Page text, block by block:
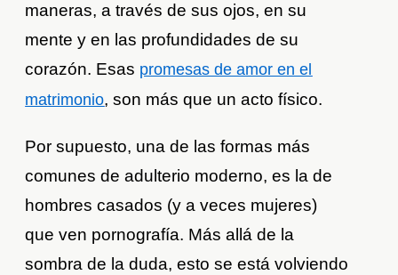
maneras, a través de sus ojos, en su
mente y en las profundidades de su
corazón. Esas promesas de amor en el
matrimonio, son más que un acto físico.
Por supuesto, una de las formas más
comunes de adulterio moderno, es la de
hombres casados ​​(y a veces mujeres)
que ven pornografía. Más allá de la
sombra de la duda, esto se está volviendo